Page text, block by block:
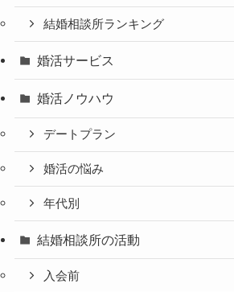
結婚相談所ランキング
婚活サービス
婚活ノウハウ
デートプラン
婚活の悩み
年代別
結婚相談所の活動
入会前